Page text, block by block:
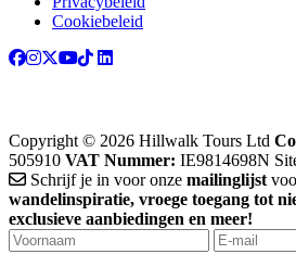
Cookiebeleid
Copyright © 2026 Hillwalk Tours Ltd
505910 VAT Nummer: IE9814698N
Schrijf je in voor onze mailinglijst
wandelinspiratie, vroege toegang tot
exclusieve aanbiedingen en meer!